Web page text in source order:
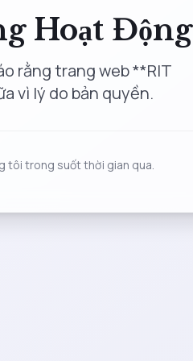
Hoạt Động
rằng trang web **RIT
vì lý do bản quyền.
tôi trong suốt thời gian qua.